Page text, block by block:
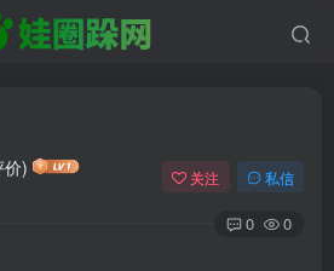
价) 关注 私信
0 0